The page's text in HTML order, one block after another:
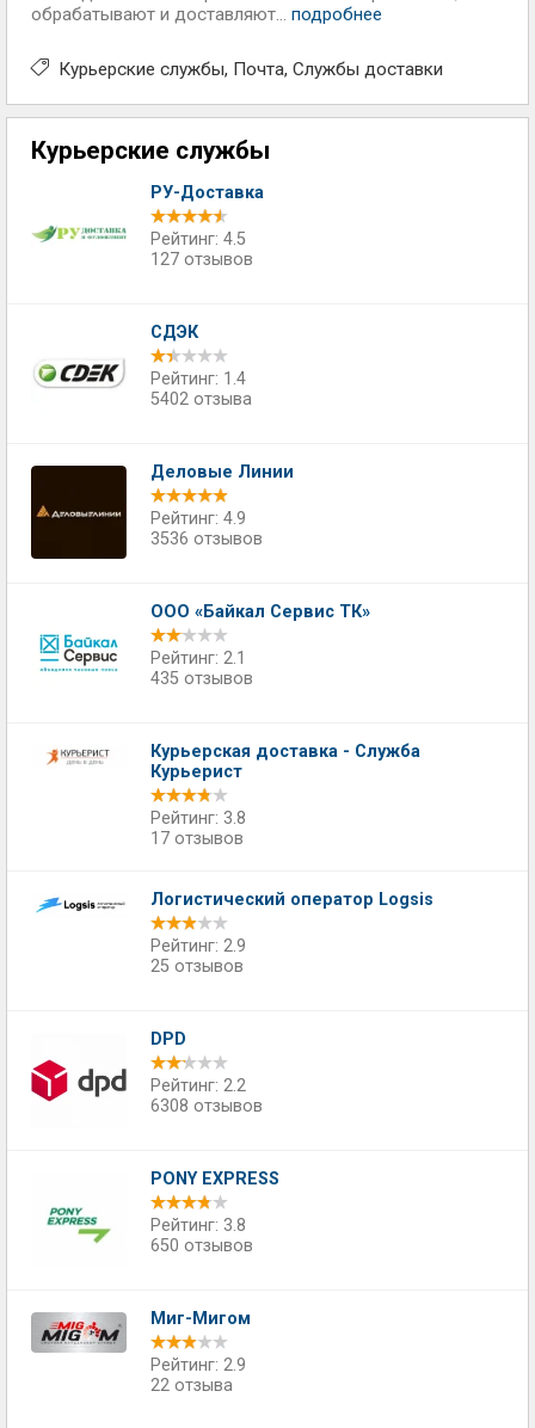
обрабатывают и доставляют... подробнее
Курьерские службы Почта Службы доставки
Курьерские службы
РУ-Доставка
Рейтинг: 4.5
127 отзывов
СДЭК
Рейтинг: 1.4
5402 отзыва
Деловые Линии
Рейтинг: 4.9
3536 отзывов
ООО «Байкал Сервис ТК»
Рейтинг: 2.1
435 отзывов
Курьерская доставка - Служба
Курьерист
Рейтинг: 3.8
17 отзывов
Логистический оператор Logsis
Рейтинг: 2.9
25 отзывов
DPD
Рейтинг: 2.2
6308 отзывов
PONY EXPRESS
Рейтинг: 3.8
650 отзывов
Миг-Мигом
Рейтинг: 2.9
22 отзыва